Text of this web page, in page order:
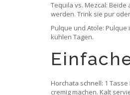
Tequila vs. Mezcal:
werden. Trink sie pur
Pulque und Atole:
kühlen Tagen.
Horchata schnell: 1
cremig machen. Kalt